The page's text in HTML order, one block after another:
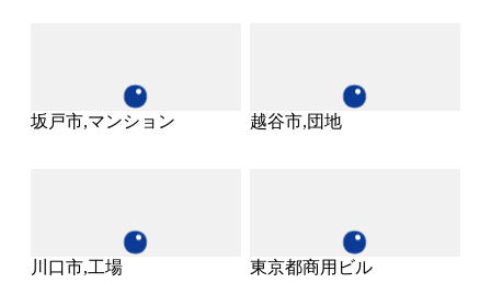
坂戸市,マンション 越谷市,団地
川口市,工場 東京都商用ビル